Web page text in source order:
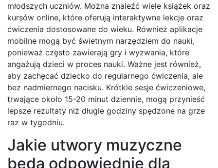
młodszych uczniów. Można znaleźć wiele książek oraz
kursów online, które oferują interaktywne lekcje oraz
ćwiczenia dostosowane do wieku. Również aplikacje
mobilne mogą być świetnym narzędziem do nauki,
ponieważ często zawierają gry i wyzwania, które
angażują dzieci w proces nauki. Ważne jest również,
aby zachęcać dziecko do regularnego ćwiczenia, ale
bez nadmiernego nacisku. Krótkie sesje ćwiczeniowe,
trwające około 15-20 minut dziennie, mogą przynieść
lepsze rezultaty niż długie godziny spędzone na grze
raz w tygodniu.
Jakie utwory muzyczne
będą odpowiednie dla